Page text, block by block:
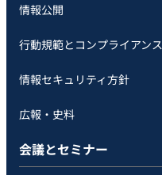
情報公開
行動規範とコンプライアンス
情報セキュリティ方針
広報・史料
会議とセミナー